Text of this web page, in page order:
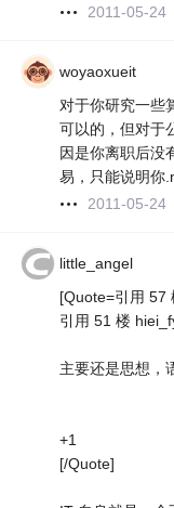
2011-05-24
woyaoxueit
对于你研究一些
可以的，但对于
因是你离职后没
易，只能说明你
2011-05-24
little_angel
[Quote=引用 57
引用 51 楼
主要还是思想，
+1
[/Quote]